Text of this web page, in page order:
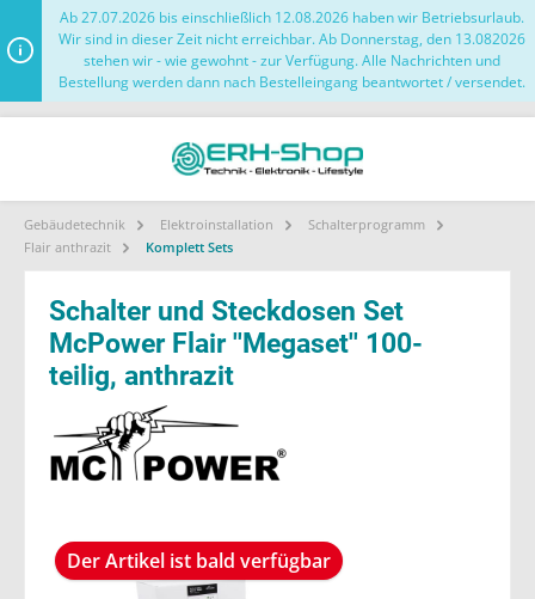
Ab 27.07.2026 bis einschließlich 12.08.2026 haben wir Betriebsurlaub.
Wir sind in dieser Zeit nicht erreichbar. Ab Donnerstag, den 13.082026
stehen wir - wie gewohnt - zur Verfügung. Alle Nachrichten und
Bestellung werden dann nach Bestelleingang beantwortet / versendet.
Gebäudetechnik Elektroinstallation
Schalterprogramm
Flair anthrazit
Komplett Sets
Schalter und Steckdosen Set
McPower Flair ''Megaset'' 100-
teilig, anthrazit
Der Artikel ist bald verfügbar